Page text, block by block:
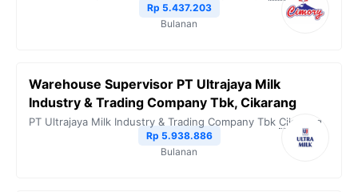
Rp 5.437.203
Bulanan
Warehouse Supervisor PT Ultrajaya Milk
Industry & Trading Company Tbk, Cikarang
PT Ultrajaya Milk Industry & Trading Company Tbk Cikarang
Rp 5.938.886
Bulanan